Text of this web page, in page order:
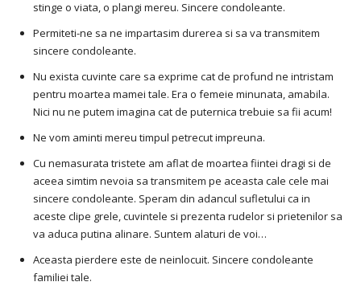
stinge o viata, o plangi mereu. Sincere condoleante.
Permiteti-ne sa ne impartasim durerea si sa va transmitem
sincere condoleante.
Nu exista cuvinte care sa exprime cat de profund ne intristam
pentru moartea mamei tale. Era o femeie minunata, amabila.
Nici nu ne putem imagina cat de puternica trebuie sa fii acum!
Ne vom aminti mereu timpul petrecut impreuna.
Cu nemasurata tristete am aflat de moartea fiintei dragi si de
aceea simtim nevoia sa transmitem pe aceasta cale cele mai
sincere condoleante. Speram din adancul sufletului ca in
aceste clipe grele, cuvintele si prezenta rudelor si prietenilor sa
va aduca putina alinare. Suntem alaturi de voi…
Aceasta pierdere este de neinlocuit. Sincere condoleante
familiei tale.